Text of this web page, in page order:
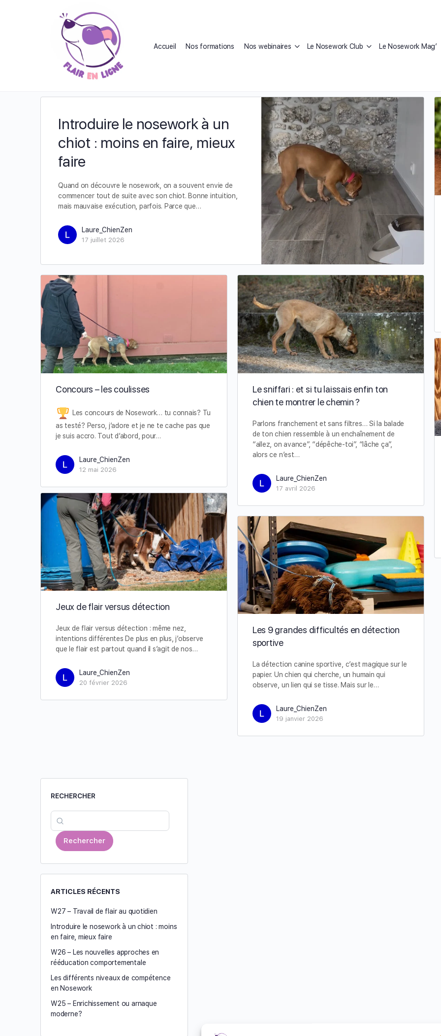
Accueil Nos formations Nos webinaires Le Nosework Club Le Nosework Mag’
Étiquette :détection canine sportive
Introduire le nosework à un
chiot : moins en faire, mieux
faire
Quand on découvre le nosework, on a souvent envie de
commencer tout de suite avec son chiot. Bonne intuition,
mais mauvaise exécution, parfois. Parce que…
Laure_ChienZen
17 juillet 2026
Concours – les coulisses
Les concours de Nosework… tu connais? Tu
as testé? Perso, j’adore et je ne te cache pas que
je suis accro. Tout d’abord, pour…
Laure_ChienZen
12 mai 2026
Le sniffari : et si tu laissais enfin ton
chien te montrer le chemin ?
Parlons franchement et sans filtres… Si la balade
de ton chien ressemble à un enchaînement de
“allez, on avance”, “dépêche-toi”, “lâche ça”,
alors ce n’est…
Laure_ChienZen
17 avril 2026
Jeux de flair versus détection
Jeux de flair versus détection : même nez,
intentions différentes De plus en plus, j’observe
que le flair est partout quand il s’agit de nos…
Laure_ChienZen
20 février 2026
Les 9 grandes difficultés en détection
sportive
La détection canine sportive, c’est magique sur le
papier. Un chien qui cherche, un humain qui
observe, un lien qui se tisse. Mais sur le…
Laure_ChienZen
19 janvier 2026
RECHERCHER
Rechercher
ARTICLES RÉCENTS
W27 – Travail de flair au quotidien
Introduire le nosework à un chiot : moins
en faire, mieux faire
W26 – Les nouvelles approches en
rééducation comportementale
Les différents niveaux de compétence
en Nosework
W25 – Enrichissement ou arnaque
moderne?